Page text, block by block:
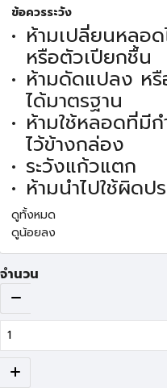
ข้อควรระวัง
ห้ามเปลี่ยนหลอ
หรือตัวเปียกชื้น
ห้ามดัดแปลง ห
ได้มาตรฐาน
ห้ามใช้หลอดที่มี
ไว้ข้างกล่อง
ระวังแก้วแตก
ห้ามนำไปใช้ผิดป
ดูทั้งหมด
ดูน้อยลง
จำนวน